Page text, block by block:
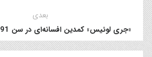
بعدی
«جری لوئیس» کمدین افسانه‌ای در سن 91 سالگی درگذشت